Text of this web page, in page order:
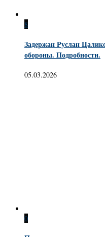
8
Задержан Руслан
обороны. Подробности.
05.03.2026
0